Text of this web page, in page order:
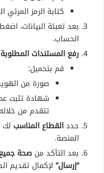
كتابة الرمز
بعد تعبئة البيانات،
الحساب.
رفع المستندات المطلوبة
قم بتحميل:
صورة من
شهادة تثبت
تتقدم من
حددالقطاع المناسب
المنصة.
بعد التأكد من صحة جميع
“إرسال” لإكمال تقديم